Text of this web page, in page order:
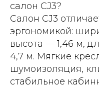
салон CJ3?
Салон CJ3
эргономикой:
высота — 1,46 м,
4,7 м. Мягкие
шумоизоляция,
стабильное